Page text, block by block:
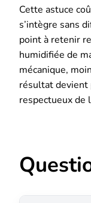
Cette astuce
s’intègre sans
point à retenir
humidifiée de
mécanique,
résultat devient
respectueux de